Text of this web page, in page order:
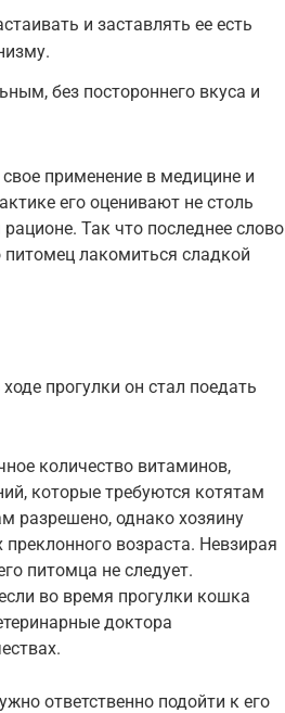
и заставлять ее есть
без постороннего вкуса и
применение в медицине и
его оценивают не столь
Так что последнее слово
питомец лакомиться сладкой
прогулки он стал поедать
количество витаминов,
которые требуются котятам
разрешено, однако хозяину
возраста. Невзирая
питомца не следует.
во время прогулки кошка
доктора
ответственно подойти к его